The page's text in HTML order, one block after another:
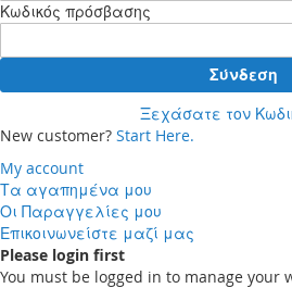
Κωδικός πρόσβασης
Σύνδεση
Ξεχάσατε τον
New customer? Start Here.
My account
Τα αγαπημένα μου
Οι Παραγγελίες μου
Επικοινωνείστε μαζί μας
Please login first
You must be logged in to manage your